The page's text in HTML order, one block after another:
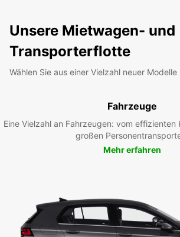
Unsere Mietwagen- und
Transporterflotte
Wählen Sie aus einer Vielzahl neuer
Fahrzeuge
Eine Vielzahl an Fahrzeugen: vom effizienten
großen
Mehr erfahren